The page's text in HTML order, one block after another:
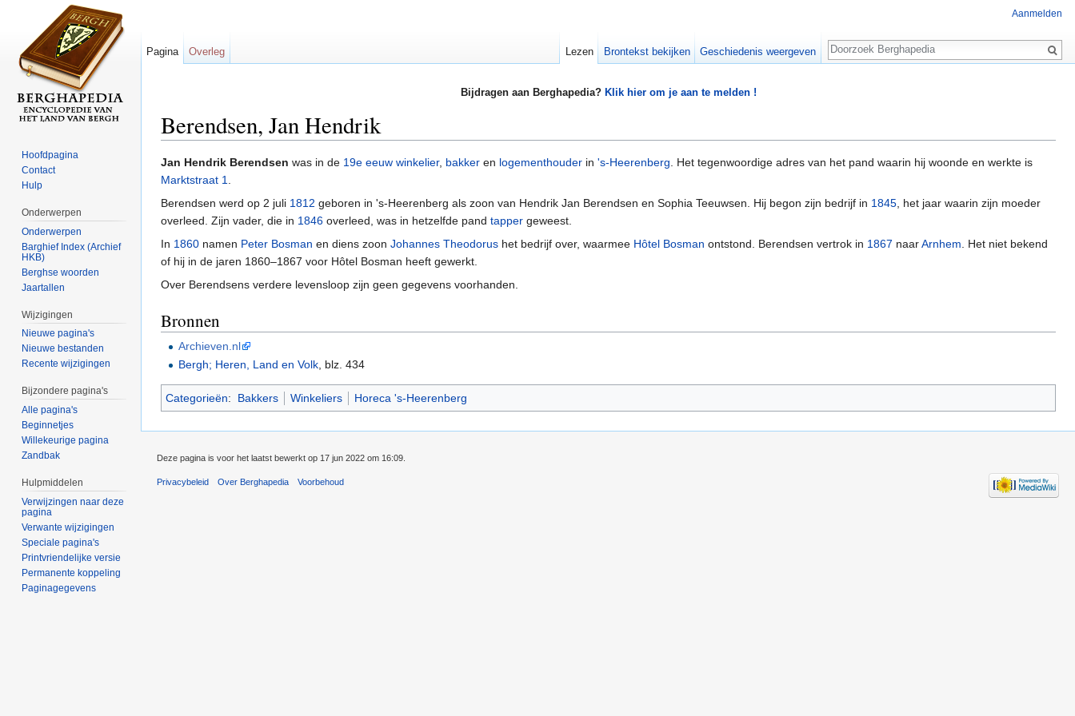
Bijdragen aan Berghapedia? Klik hier om je aan te melden !
Berendsen, Jan Hendrik
Jan Hendrik Berendsen was in de 19e eeuw winkelier, bakker en logementhouder in 's-Heerenberg. Het tegenwoordige adres van het pand waarin hij woonde en werkte is
Marktstraat 1.
Berendsen werd op 2 juli 1812 geboren in 's-Heerenberg als zoon van Hendrik Jan Berendsen en Sophia Teeuwsen. Hij begon zijn bedrijf in 1845, het jaar waarin zijn moeder
overleed. Zijn vader, die in 1846 overleed, was in hetzelfde pand tapper geweest.
In 1860 namen Peter Bosman en diens zoon Johannes Theodorus het bedrijf over, waarmee Hôtel Bosman ontstond. Berendsen vertrok in 1867 naarArnhem. Het niet bekend
of hij in de jaren 1860–1867 voor Hôtel Bosman heeft gewerkt.
Over Berendsens verdere levensloop zijn geen gegevens voorhanden.
Bronnen
Archieven.nl
Bergh; Heren, Land en Volk , blz. 434
Categorieën: Bakkers Winkeliers Horeca 's-Heerenberg
Aanmelden
Pagina Overleg Lezen Brontekst bekijken Geschiedenis weergeven
Zoeken
Hoofdpagina
Contact
Hulp
Onderwerpen
Onderwerpen
Barghief Index (Archief
HKB)
Berghse woorden
Jaartallen
Wijzigingen
Nieuwe pagina's
Nieuwe bestanden
Recente wijzigingen
Bijzondere pagina's
Alle pagina's
Beginnetjes
Willekeurige pagina
Zandbak
Hulpmiddelen
Verwijzingen naar deze
pagina
Verwante wijzigingen
Speciale pagina's
Printvriendelijke versie
Permanente koppeling
Paginagegevens
Deze pagina is voor het laatst bewerkt op 17 jun 2022 om 16:09.
Privacybeleid Over Berghapedia Voorbehoud